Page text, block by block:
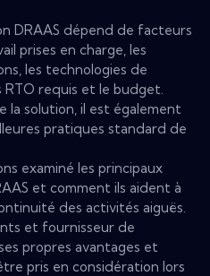
DRAAS dépend de facteurs
prises en charge, les
les technologies de
RTO requis et le budget.
la solution, il est également
pratiques standard de
examiné les principaux
et comment ils aident à
des activités aiguës.
et fournisseur de
propres avantages et
pris en considération lors